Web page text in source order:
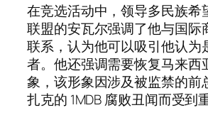
在竞选活动中，领导多民族希
联盟的安瓦尔强调了他与国际
联系，认为他可以吸引他认为
者。他还强调需要恢复马来西
象，该形象因涉及被监禁的前
扎克的 1MDB 腐败丑闻而受到